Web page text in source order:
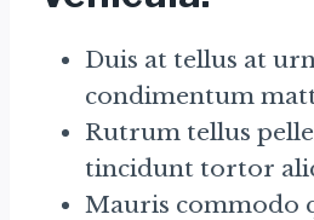
Duis at tellus at
condimentum
Rutrum tellus
tincidunt tortor
Mauris commodo